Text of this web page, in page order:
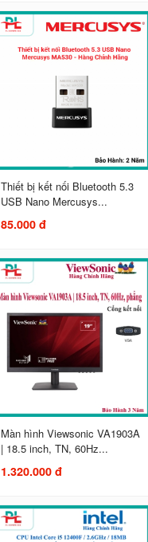
Thiết bị kết nối Bluetooth 5.3
USB Nano Mercusys...
85.000 đ
Màn hình Viewsonic VA1903A
| 18.5 inch, TN, 60Hz...
1.320.000 đ